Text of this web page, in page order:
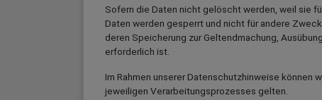
Sofern die Daten nicht gelöscht werden, weil sie
Daten werden gesperrt und nicht für andere
deren Speicherung zur Geltendmachung,
erforderlich ist.
Im Rahmen unserer Datenschutzhinweise
jeweiligen Verarbeitungsprozesses gelten.